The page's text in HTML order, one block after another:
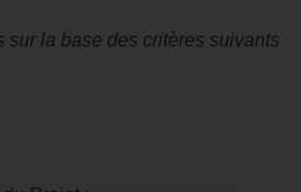
sur la base des critères suivants